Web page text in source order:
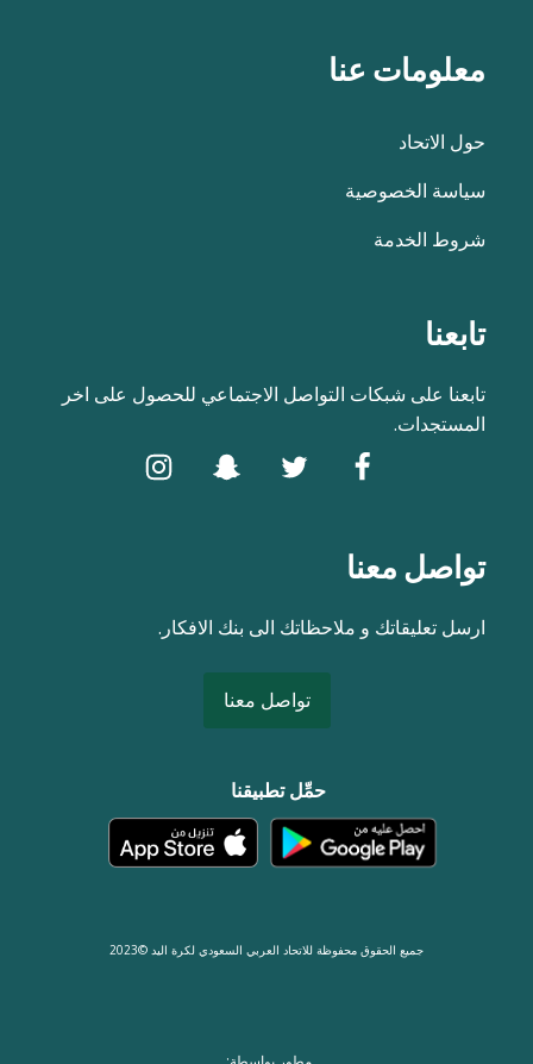
معلومات عنا
حول الاتحاد
سياسة الخصوصية
شروط الخدمة
تابعنا
تابعنا على شبكات التواصل الاجتماعي للحصول على اخر
المستجدات.
تواصل معنا
ارسل تعليقاتك و ملاحظاتك الى بنك الافكار.
تواصل معنا
حمِّل تطبيقنا
جميع الحقوق محفوظة للاتحاد العربي السعودي لكرة اليد ©2023